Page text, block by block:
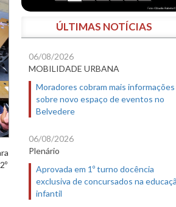
ÚLTIMAS NOTÍCIAS
06/08/2026
MOBILIDADE URBANA
Moradores cobram mais informações
sobre novo espaço de eventos no
Belvedere
06/08/2026
Plenário
Aprovada em 1º turno docência
exclusiva de concursados na
infantil